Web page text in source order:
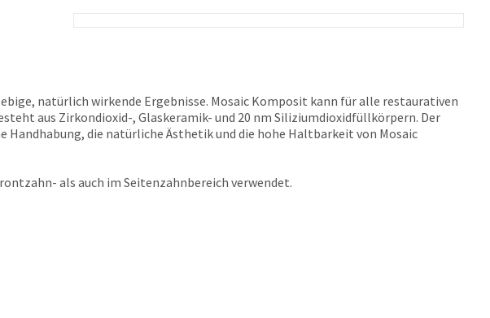
natürlich wirkende Ergebnisse. Mosaic Komposit kann für alle restaurativen
aus Zirkondioxid-, Glaskeramik- und 20 nm Siliziumdioxidfüllkörpern. Der
die natürliche Ästhetik und die hohe Haltbarkeit von Mosaic
als auch im Seitenzahnbereich verwendet.